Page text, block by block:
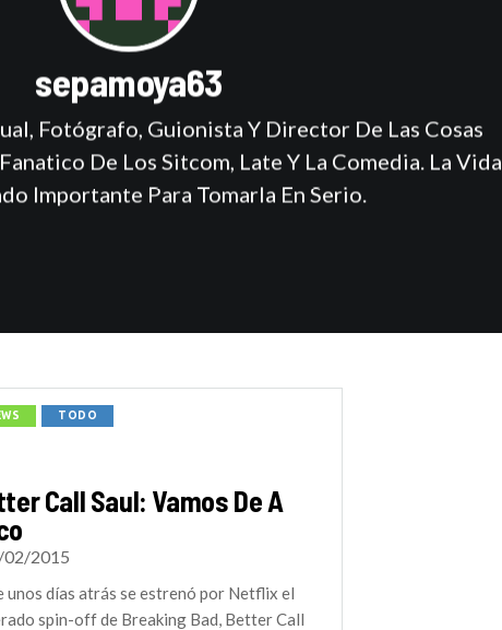
sepamoya63
Fotógrafo, Guionista Y Director De Las Cosas
De Los Sitcom, Late Y La Comedia. La Vida
Importante Para Tomarla En Serio.
TODO
Call Saul: Vamos De A
02/2015
unos días atrás se estrenó por Netflix el
spin-off de Breaking Bad, Better Call